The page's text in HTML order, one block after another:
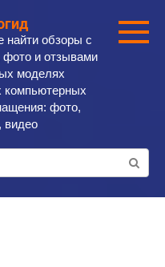
найти обзоры с
фото и отзывами
моделях
компьютерных
фото,
видео